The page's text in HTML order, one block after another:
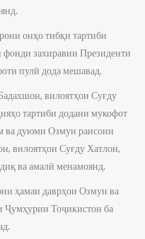
онҳо тибқи тартиби
фонди захиравии Президенти
пулӣ дода мешавад.
вилоятҳои Суғду
тартиби додани мукофот
ва дуюми Озмун раисони
вилоятҳои Суғду Хатлон,
ва амалӣ менамоянд.
ҳамаи даврҳои Озмун ва
Ҷумҳурии Тоҷикистон ба